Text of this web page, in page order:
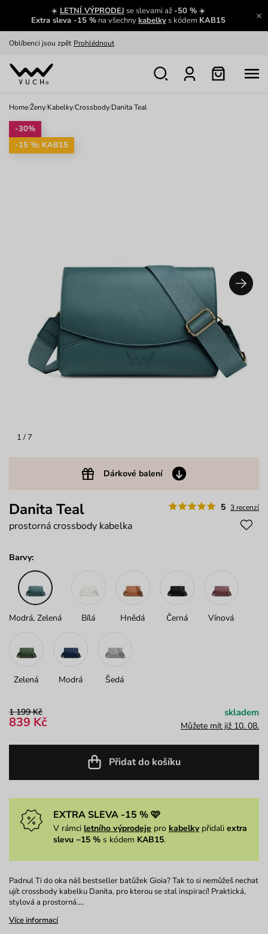
☀️ LETNÍ VÝPRODEJ se slevami až -50 %☀️
Extra sleva -15 %na všechnykabelkys kódem KAB15
Výměna a vrácení zdarma Zobrazit
Oblíbenci jsou zpět Prohlédnout
Nech se inspirovat
Home/Ženy/Kabelky/Crossbody/Danita Teal
1 / 7
Dárkové balení
-30%
-15 %: KAB15
5 3 recenzí
Danita Teal
prostorná crossbody kabelka
Barvy:
Modrá, Zelená Bílá Hnědá Černá Vínová
Zelená Modrá Šedá
1 199 Kč
839 Kč
skladem
Můžete mít již 10. 08.
Přidat do košíku
EXTRA SLEVA -15 % 🩷
V rámci letního výprodeje pro kabelkypřidali extra
slevu −15 % s kódem KAB15.
Padnul Ti do oka náš bestseller batůžek Gioia? Tak to si nemůžeš nechat
ujít crossbody kabelku Danita, pro kterou se stal inspirací! Praktická,
stylová a prostorná.…
Více informací